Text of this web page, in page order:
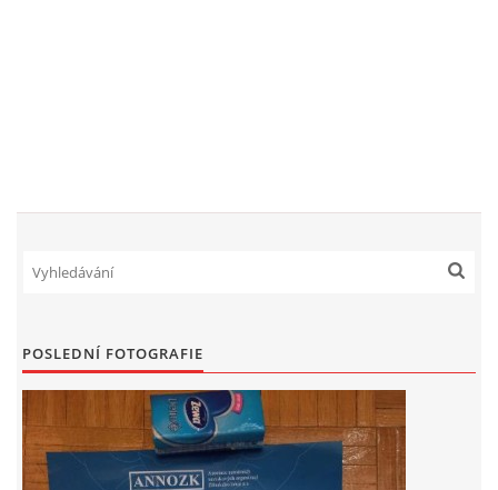
POSLEDNÍ FOTOGRAFIE